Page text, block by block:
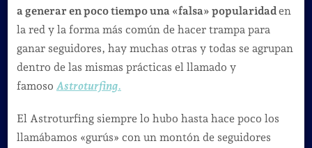
las
Redes
Sociales
a generar en poco tiempo una «falsa» popularidaden
la red y la forma más común de hacer trampa para
ganar seguidores, hay muchas otras y todas se agrupan
dentro de las mismas prácticas el llamado y
famoso Astroturfing.
El Astroturfing siempre lo hubo hasta hace poco los
llamábamos «gurús» con un montón de seguidores